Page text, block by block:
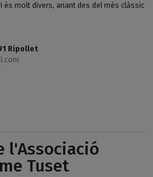
és molt divers, anant des del més clàssic
Ripollet
l'Associació
Tuset